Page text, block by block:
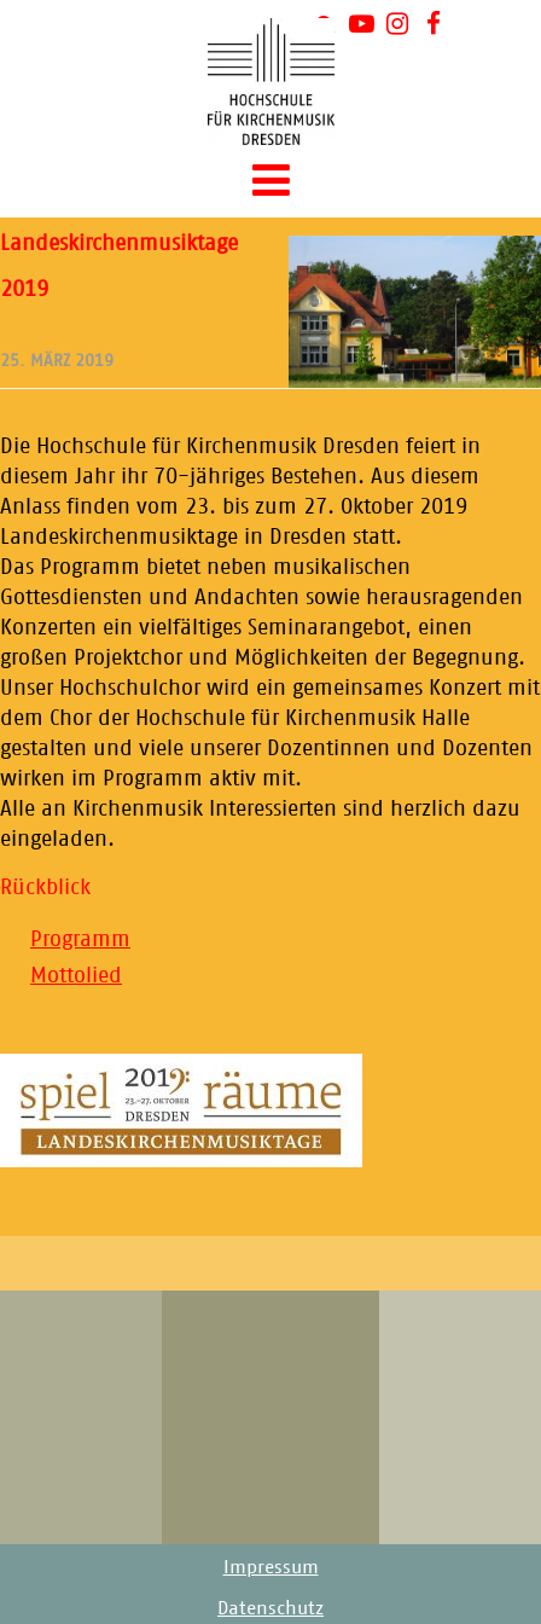
Landeskirchenmusiktage
2019
25. MÄRZ 2019
Die Hochschule für Kirchenmusik Dresden feiert in
diesem Jahr ihr 70-jähriges Bestehen. Aus diesem
Anlass finden vom 23. bis zum 27. Oktober 2019
Landeskirchenmusiktage in Dresden statt.
Das Programm bietet neben musikalischen
Gottesdiensten und Andachten sowie herausragenden
Konzerten ein vielfältiges Seminarangebot, einen
großen Projektchor und Möglichkeiten der Begegnung.
Unser Hochschulchor wird ein gemeinsames Konzert mit
dem Chor der Hochschule für Kirchenmusik Halle
gestalten und viele unserer Dozentinnen und Dozenten
wirken im Programm aktiv mit.
Alle an Kirchenmusik Interessierten sind herzlich dazu
eingeladen.
Rückblick
Programm
Mottolied
Impressum
Datenschutz